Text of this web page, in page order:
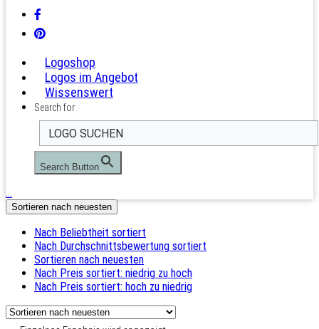
Logoshop
Logos im Angebot
Wissenswert
Search for:
Search Button
…
Sortieren nach neuesten
Nach Beliebtheit sortiert
Nach Durchschnittsbewertung sortiert
Sortieren nach neuesten
Nach Preis sortiert: niedrig zu hoch
Nach Preis sortiert: hoch zu niedrig